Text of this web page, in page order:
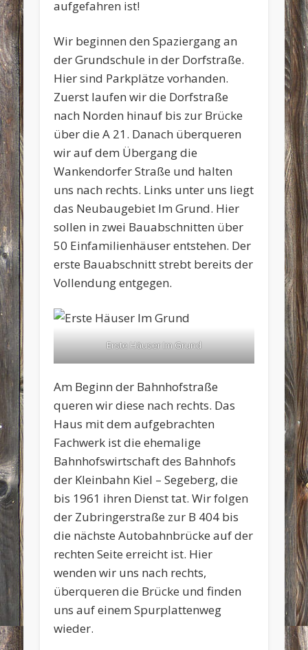
aufgefahren ist!
Wir beginnen den Spaziergang an
der Grundschule in der Dorfstraße.
Hier sind Parkplätze vorhanden.
Zuerst laufen wir die Dorfstraße
nach Norden hinauf bis zur Brücke
über die A 21. Danach überqueren
wir auf dem Übergang die
Wankendorfer Straße und halten
uns nach rechts. Links unter uns liegt
das Neubaugebiet Im Grund. Hier
sollen in zwei Bauabschnitten über
50 Einfamilienhäuser entstehen. Der
erste Bauabschnitt strebt bereits der
Vollendung entgegen.
Erste Häuser Im Grund
Am Beginn der Bahnhofstraße
queren wir diese nach rechts. Das
Haus mit dem aufgebrachten
Fachwerk ist die ehemalige
Bahnhofswirtschaft des Bahnhofs
der Kleinbahn Kiel – Segeberg, die
bis 1961 ihren Dienst tat. Wir folgen
der Zubringerstraße zur B 404 bis
die nächste Autobahnbrücke auf der
rechten Seite erreicht ist. Hier
wenden wir uns nach rechts,
überqueren die Brücke und finden
uns auf einem Spurplattenweg
wieder.